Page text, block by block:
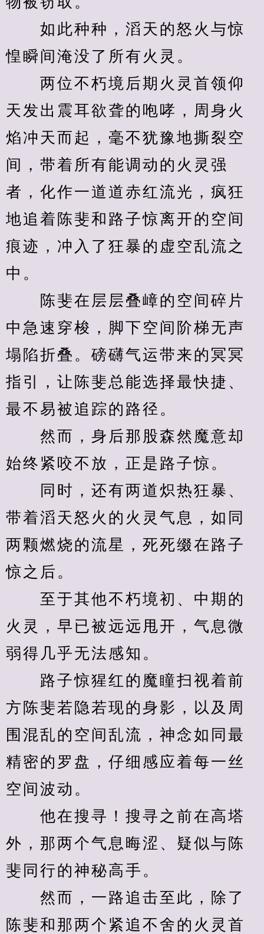
如此种种，滔天的怒火与惊
惶瞬间淹没了所有火灵。
两位不朽境后期火灵首领仰
天发出震耳欲聋的咆哮，周身火
焰冲天而起，毫不犹豫地撕裂空
间，带着所有能调动的火灵强
者，化作一道道赤红流光，疯狂
地追着陈斐和路子惊离开的空间
痕迹，冲入了狂暴的虚空乱流之
中。
陈斐在层层叠嶂的空间碎片
中急速穿梭，脚下空间阶梯无声
塌陷折叠。磅礴气运带来的冥冥
指引，让陈斐总能选择最快捷、
最不易被追踪的路径。
然而，身后那股森然魔意却
始终紧咬不放，正是路子惊。
同时，还有两道炽热狂暴、
带着滔天怒火的火灵气息，如同
两颗燃烧的流星，死死缀在路子
惊之后。
至于其他不朽境初、中期的
火灵，早已被远远甩开，气息微
弱得几乎无法感知。
路子惊猩红的魔瞳扫视着前
方陈斐若隐若现的身影，以及周
围混乱的空间乱流，神念如同最
精密的罗盘，仔细感应着每一丝
空间波动。
他在搜寻！搜寻之前在高塔
外，那两个气息晦涩、疑似与陈
斐同行的神秘高手。
然而，一路追击至此，除了
陈斐和那两个紧追不舍的火灵首